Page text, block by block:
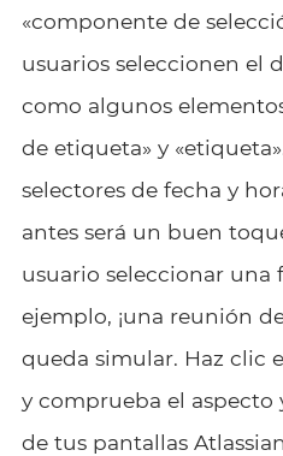
«componente de
usuarios seleccionen el
como algunos
de etiqueta» y
selectores de fecha y
antes será un buen
usuario seleccionar una
ejemplo, ¡una reunión
queda simular. Haz clic
y comprueba el
de tus pantallas